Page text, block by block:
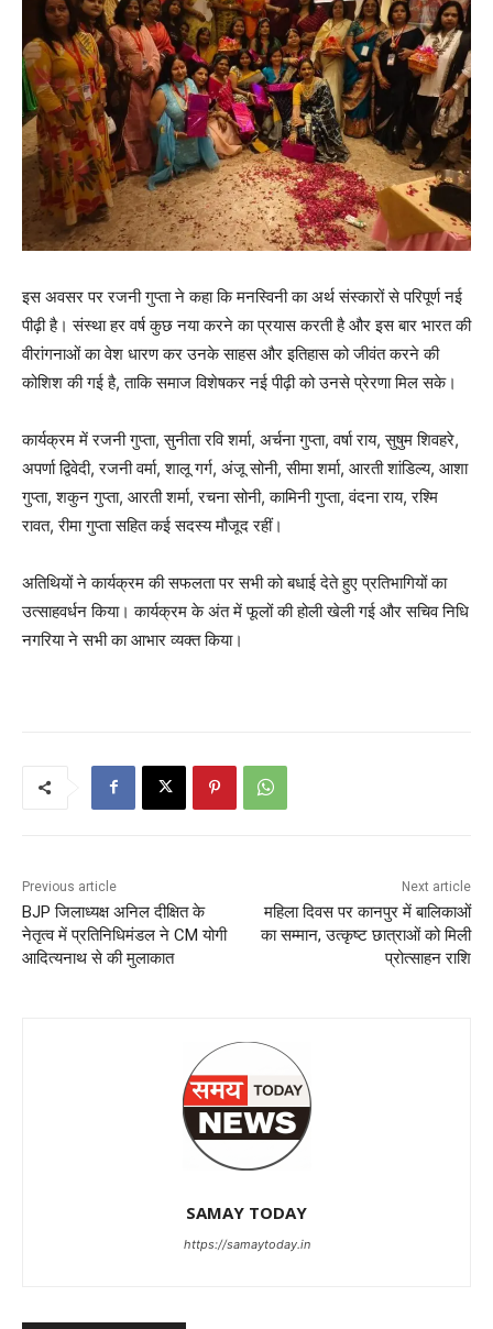
इस अवसर पर रजनी गुप्ता ने कहा कि मनस्विनी का अर्थ संस्कारों से परिपूर्ण नई
पीढ़ी है। संस्था हर वर्ष कुछ नया करने का प्रयास करती है और इस बार भारत की
वीरांगनाओं का वेश धारण कर उनके साहस और इतिहास को जीवंत करने की
कोशिश की गई है, ताकि समाज विशेषकर नई पीढ़ी को उनसे प्रेरणा मिल सके।
कार्यक्रम में रजनी गुप्ता, सुनीता रवि शर्मा, अर्चना गुप्ता, वर्षा राय, सुषुम शिवहरे,
अपर्णा द्विवेदी, रजनी वर्मा, शालू गर्ग, अंजू सोनी, सीमा शर्मा, आरती शांडिल्य, आशा
गुप्ता, शकुन गुप्ता, आरती शर्मा, रचना सोनी, कामिनी गुप्ता, वंदना राय, रश्मि
रावत, रीमा गुप्ता सहित कई सदस्य मौजूद रहीं।
अतिथियों ने कार्यक्रम की सफलता पर सभी को बधाई देते हुए प्रतिभागियों का
उत्साहवर्धन किया। कार्यक्रम के अंत में फूलों की होली खेली गई और सचिव निधि
नगरिया ने सभी का आभार व्यक्त किया।
Previous article
BJP जिलाध्यक्ष अनिल दीक्षित के
नेतृत्व में प्रतिनिधिमंडल ने CM योगी
आदित्यनाथ से की मुलाकात
Next article
महिला दिवस पर कानपुर में बालिकाओं
का सम्मान, उत्कृष्ट छात्राओं को मिली
प्रोत्साहन राशि
SAMAY TODAY
https://samaytoday.in